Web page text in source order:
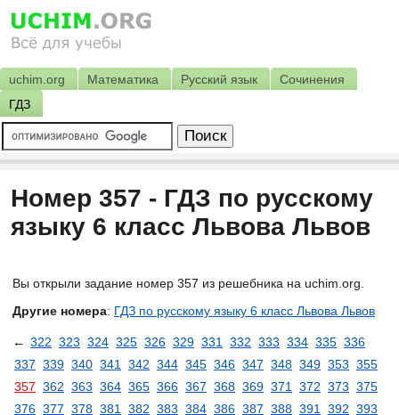
uchim.org Математика Русский язык
Сочинения
ГДЗ
Номер 357 - ГДЗ по русскому
языку 6 класс Львова Львов
Вы открыли задание номер 357 из решебника на uchim.org.
Другие номера: ГДЗ по русскому языку 6 класс Львова Львов
← 322 323 324 325 326 329 331 332 333 334 335 336
337 339 340 341 342 344 345 346 347 348 349 353 355
357 362 363 364 365 366 367 368 369 371 372 373 375
376 377 378 381 382 383 384 386 387 388 391 392 393